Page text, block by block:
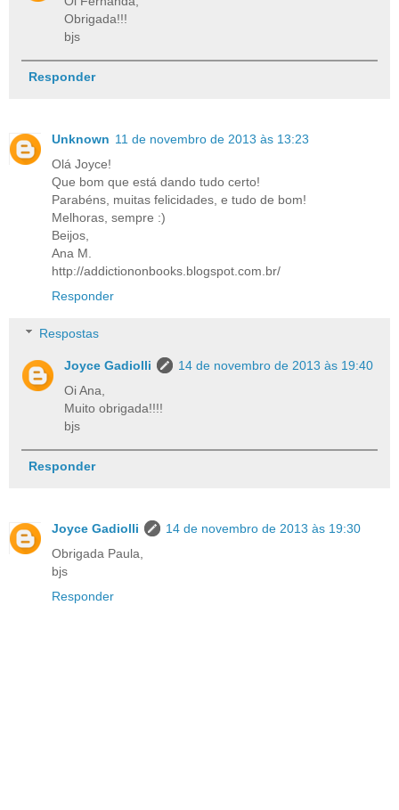
Obrigada!!!
bjs
Responder
Unknown 11 de novembro de 2013 às 13:23
Olá Joyce!
Que bom que está dando tudo certo!
Parabéns, muitas felicidades, e tudo de bom!
Melhoras, sempre :)
Beijos,
Ana M.
http://addictiononbooks.blogspot.com.br/
Responder
Respostas
Joyce Gadiolli
14 de novembro de 2013 às 19:40
Oi Ana,
Muito obrigada!!!!
bjs
Responder
Joyce Gadiolli
14 de novembro de 2013 às 19:30
Obrigada Paula,
bjs
Responder